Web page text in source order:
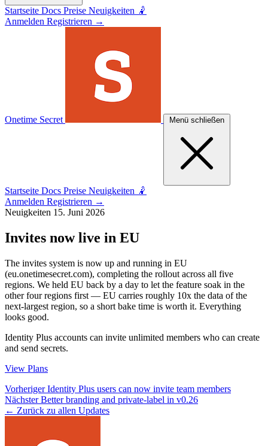
Startseite Docs Preise Neuigkeiten 🤾
Anmelden Registrieren →
Onetime Secret Menü schließen
Startseite Docs Preise Neuigkeiten 🤾
Anmelden Registrieren →
Neuigkeiten 15. Juni 2026
Invites now live in EU
The invites system is now up and running in EU
(eu.onetimesecret.com), completing the rollout across all five
regions. We held EU back by a day to let the feature soak in the
other four regions first — EU carries roughly 10x the data of the
next-largest region, so a short bake time is worth it. Everything
looks good.
Identity Plus accounts can invite unlimited members who can create
and send secrets.
View Plans
VorherigerIdentity Plus users can now invite team members
NächsterBetter branding and private-label in v0.26
← Zurück zu allen Updates